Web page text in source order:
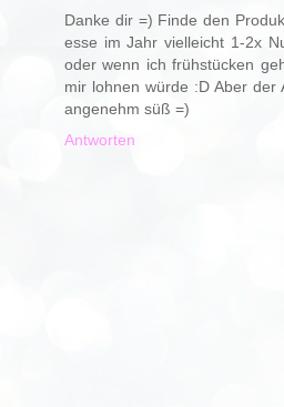
Danke dir =) Finde den
esse im Jahr vielleicht 1-2x
oder wenn ich frühstücken
mir lohnen würde :D Aber der
angenehm süß =)
Antworten